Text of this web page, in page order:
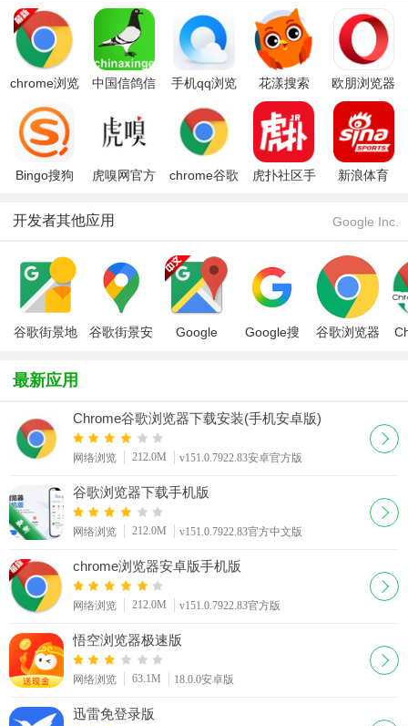
chrome浏览
机版
中国信鸽信
手机qq浏览
花漾搜索
app最新版
欧朋浏览器
Bingo搜狗
卓版
虎嗅网官方
chrome谷歌
虎扑社区手
新浪体育
开发者其他应用 Google Inc.
谷歌街景地
版本
谷歌街景安
Google
Google搜
谷歌浏览器
最新应用
Chrome谷歌浏览器下载安装(手机安卓版)
网络浏览 212.0M v151.0.7922.83安卓官方版
谷歌浏览器下载手机版
网络浏览 212.0M v151.0.7922.83官方中文版
chrome浏览器安卓版手机版
网络浏览 212.0M v151.0.7922.83官方版
悟空浏览器极速版
网络浏览 63.1M 18.0.0安卓版
迅雷免登录版